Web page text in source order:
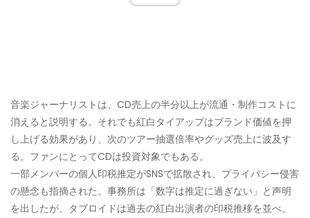
音楽ジャーナリストは、CD売上の半分以上が流通・制作コストに
消えると説明する。それでも紅白タイアップはブランド価値を押
し上げる効果があり、次のツアー抽選倍率やグッズ売上に波及す
る。ファンにとってCDは投資対象でもある。
一部メンバーの個人印税推定がSNSで拡散され、プライバシー侵害
の懸念も指摘された。事務所は「数字は推定に過ぎない」と声明
を出したが、タブロイドは過去の紅白出演者の印税推移を並べ、